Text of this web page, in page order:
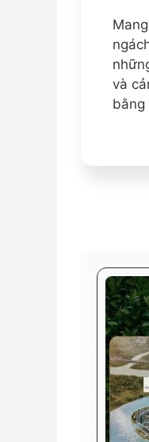
và
bằng